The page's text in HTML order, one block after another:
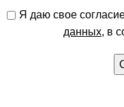
Я даю свое
данных, в